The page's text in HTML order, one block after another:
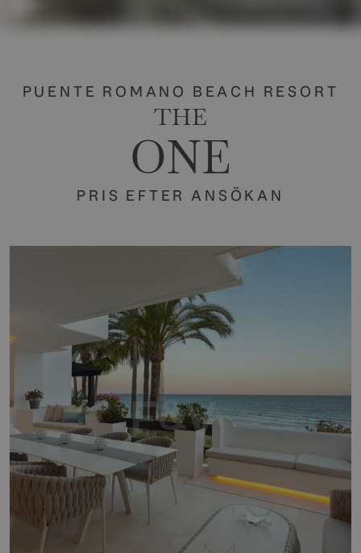
PUENTE ROMANO BEACH RESORT
THE
ONE
PRIS EFTER ANSÖKAN